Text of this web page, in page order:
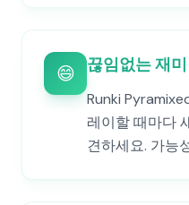
😄 끊임없는 재미
Runki
레이할 때마다
견하세요. 가능